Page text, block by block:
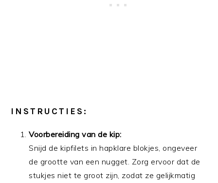
INSTRUCTIES:
Voorbereiding van de kip:
Snijd de kipfilets in hapklare blokjes, ongeveer
de grootte van een nugget. Zorg ervoor dat de
stukjes niet te groot zijn, zodat ze gelijkmatig